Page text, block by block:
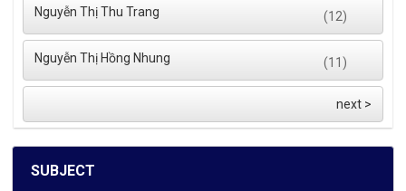
Nguyễn Thị Thu Trang (12)
Nguyễn Thị Hồng Nhung (11)
next >
SUBJECT